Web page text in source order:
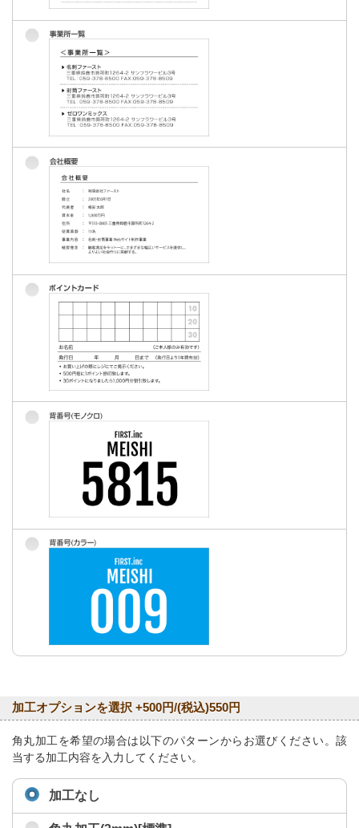
加工オプションを選択 +500円/(税込)550円
角丸加工を希望の場合は以下のパターンからお選びください。該
当する加工内容を入力してください。
加工なし